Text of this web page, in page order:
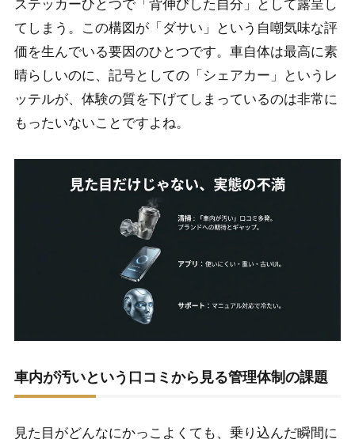
ステッカーひとつで「背伸びした自分」として露呈し
てしまう。この構図が「ダサい」という自嘲気味な評
価を生んでいる要因のひとつです。車自体は最高に素
晴らしいのに、記号としての「シェアカー」というレ
ッテルが、体験の質を下げてしまっているのは非常に
もったいないことですよね。
車内が汚いという口コミから見る管理体制の課題
見た目がどんなにかっこよくても、乗り込んだ瞬間に